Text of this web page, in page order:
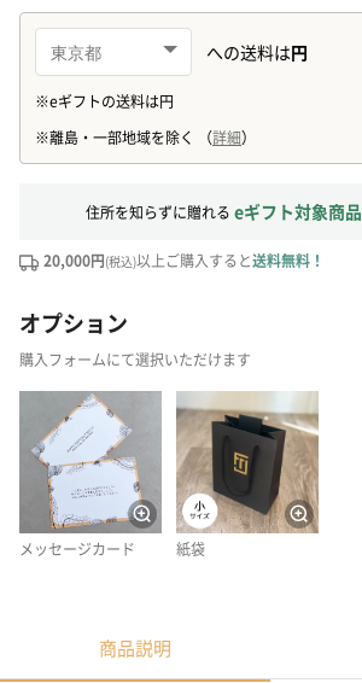
住所を知らずに贈れる eギフト対象商品
20,000円(税込)以上ご購入すると送料無料！
オプション
購入フォームにて選択いただけます
メッセージカード 紙袋
商品説明